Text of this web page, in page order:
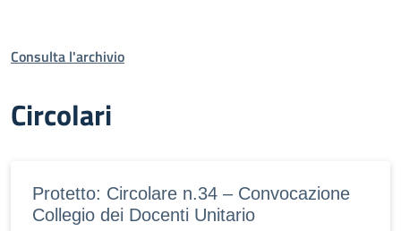
Consulta l'archivio
Circolari
Protetto: Circolare n.34 – Convocazione
Collegio dei Docenti Unitario